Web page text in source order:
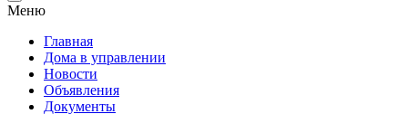
Меню
Главная
Дома в управлении
Новости
Объявления
Документы